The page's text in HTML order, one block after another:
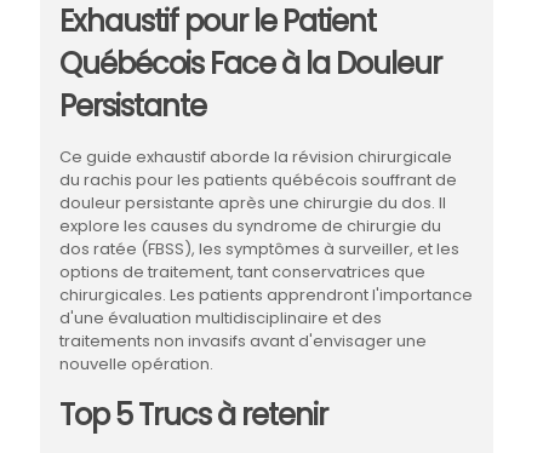
Exhaustif pour le Patient
Québécois Face à la Douleur
Persistante
Ce guide exhaustif aborde la révision chirurgicale
du rachis pour les patients québécois souffrant de
douleur persistante après une chirurgie du dos. Il
explore les causes du syndrome de chirurgie du
dos ratée (FBSS), les symptômes à surveiller, et les
options de traitement, tant conservatrices que
chirurgicales. Les patients apprendront l'importance
d'une évaluation multidisciplinaire et des
traitements non invasifs avant d'envisager une
nouvelle opération.
Top 5 Trucs à retenir